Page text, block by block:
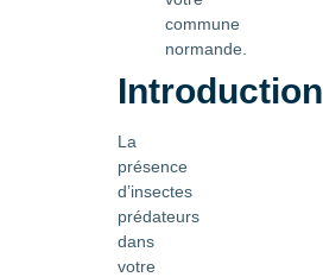
commune
normande.
Introduction
La
présence
d’insectes
prédateurs
dans
votre